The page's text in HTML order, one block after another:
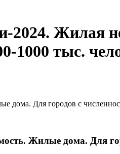
2024. Жилая
1000 тыс.
Для городов с
Жилые дома. Для